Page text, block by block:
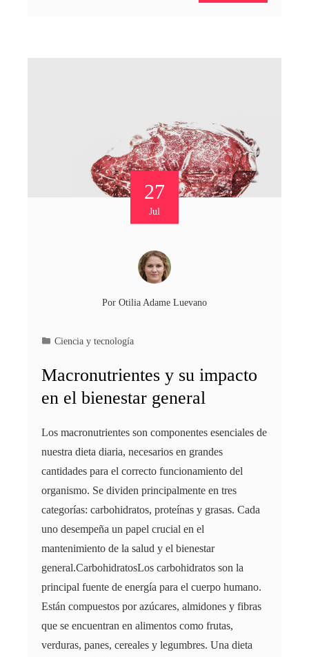
27
Jul
Por Otilia Adame Luevano
Ciencia y tecnología
Macronutrientes y su impacto
en el bienestar general
Los macronutrientes son componentes esenciales de
nuestra dieta diaria, necesarios en grandes
cantidades para el correcto funcionamiento del
organismo. Se dividen principalmente en tres
categorías: carbohidratos, proteínas y grasas. Cada
uno desempeña un papel crucial en el
mantenimiento de la salud y el bienestar
general.CarbohidratosLos carbohidratos son la
principal fuente de energía para el cuerpo humano.
Están compuestos por azúcares, almidones y fibras
que se encuentran en alimentos como frutas,
verduras, panes, cereales y legumbres. Una dieta